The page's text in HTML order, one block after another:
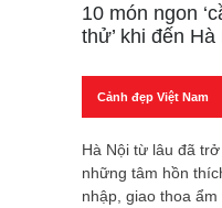
10 món ngon
thử’ khi đến Hà
Cảnh đẹp Việt Nam
Hà Nội từ lâu đã
những tâm hồn
nhập, giao thoa ẩm